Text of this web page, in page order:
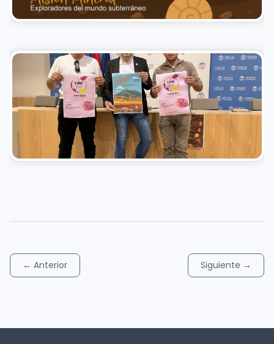
← Anterior Siguiente →